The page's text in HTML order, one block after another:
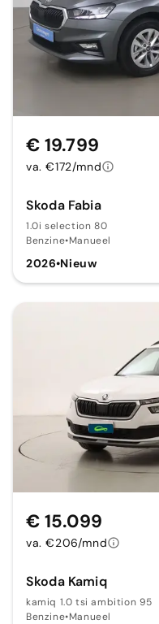
Skoda Fabia
1.0i selection 80
Benzine•Manueel
2026•Nieuw
€ 19.799
va. €172/mnd
Skoda Kamiq
kamiq 1.0 tsi ambition 95
Benzine•Manueel
€ 15.099
va. €206/mnd